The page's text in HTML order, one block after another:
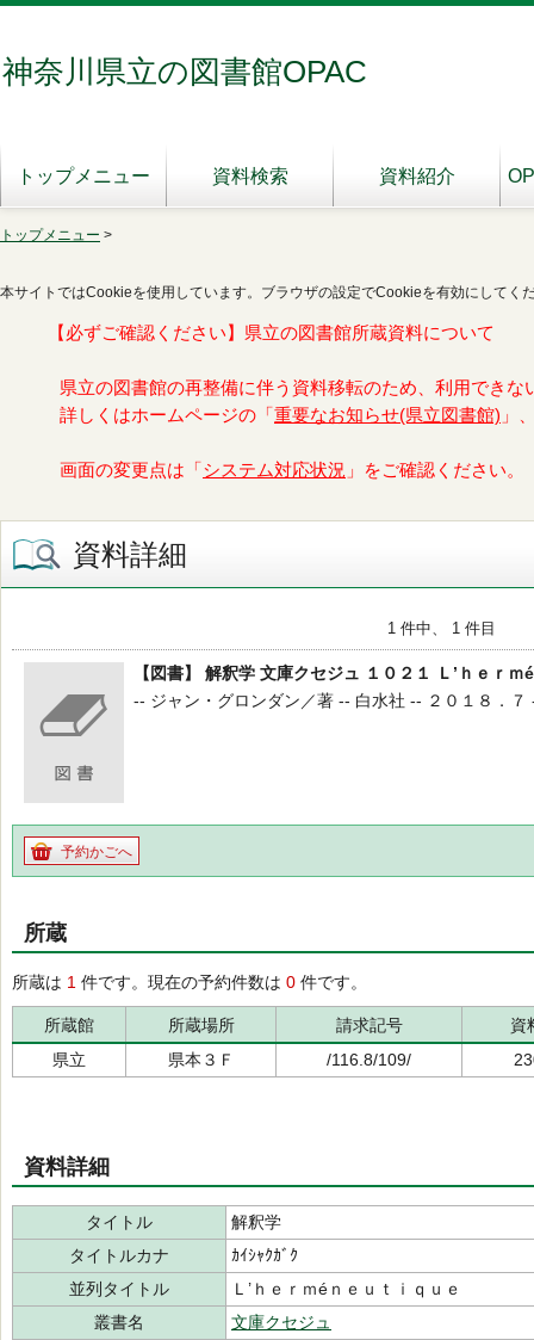
神奈川県立の図書館OPAC
トップメニュー 資料検索 資料紹介
トップメニュー >
本サイトではCookieを使用しています。ブラウザの設定でCookieを有効にしてく
【必ずご確認ください】県立の図書館所蔵資料について
県立の図書館の再整備に伴う資料移転のため、利用できな
詳しくはホームページの「 重要なお知らせ(県立図書館) 」
画面の変更点は「 システム対応状況 」をご確認ください。
資料詳細
1 件中、 1 件目
【図書】 解釈学 文庫クセジュ １０２１ Ｌ’ｈｅｒ
-- ジャン・グロンダン／著 -- 白水社 -- ２０１８．
予約かごへ
所蔵
所蔵は 1 件です。現在の予約件数は 0 件です。
所蔵館 所蔵場所 請求記号
資
県立
県本３Ｆ /116.8/109/
資料詳細
タイトル
解釈学
タイトルカナ
ｶｲｼｬｸｶﾞｸ
並列タイトル
Ｌ’ｈｅｒｍéｎｅｕｔｉｑｕｅ
叢書名
文庫クセジュ